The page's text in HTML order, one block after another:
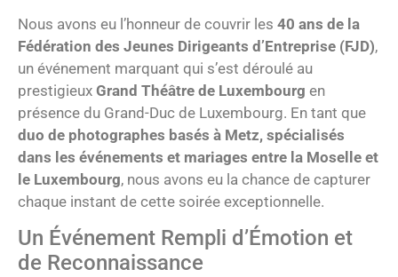
Nous avons eu l’honneur de couvrir les 40 ans de la
Fédération des Jeunes Dirigeants d’Entreprise (FJD),
un événement marquant qui s’est déroulé au
prestigieux Grand Théâtre de Luxembourg en
présence du Grand-Duc de Luxembourg. En tant que
duo de photographes basés à Metz, spécialisés
dans les événements et mariages entre la Moselle et
le Luxembourg, nous avons eu la chance de capturer
chaque instant de cette soirée exceptionnelle.
Un Événement Rempli d’Émotion et
de Reconnaissance